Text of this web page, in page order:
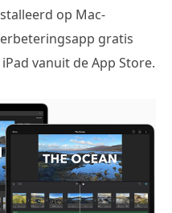
op Mac-
gratis
vanuit de App Store.